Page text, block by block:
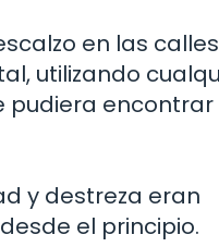
en las
utilizando
pudiera
y destreza eran
el principio.